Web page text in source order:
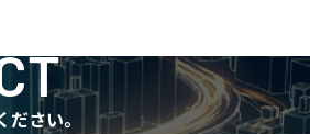
さい。